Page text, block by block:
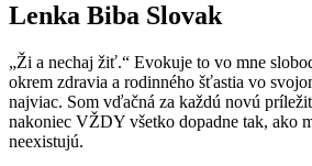
Lenka Biba Slovak
„Ži a nechaj žiť.“ Evokuje to vo mne
okrem zdravia a rodinného šťastia vo
najviac. Som vďačná za každú novú
nakoniec VŽDY všetko dopadne tak, ako
neexistujú.